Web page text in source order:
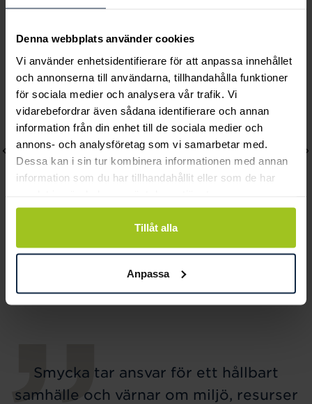
Denna webbplats använder cookies
Vi använder enhetsidentifierare för att anpassa innehållet
och annonserna till användarna, tillhandahålla funktioner
för sociala medier och analysera vår trafik. Vi
vidarebefordrar även sådana identifierare och annan
information från din enhet till de sociala medier och
annons- och analysföretag som vi samarbetar med.
Dessa kan i sin tur kombinera informationen med annan
information som du har tillhandahållit eller som de har
Tillåt alla
Anpassa
Mockberg
Mockberg
Smycka tar ansvar för ett hållbart
samhälle och värnar om miljö, resurser